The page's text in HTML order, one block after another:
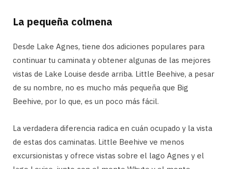
La pequeña colmena
Desde Lake Agnes, tiene dos adiciones populares para
continuar tu caminata y obtener algunas de las mejores
vistas de Lake Louise desde arriba. Little Beehive, a pesar
de su nombre, no es mucho más pequeña que Big
Beehive, por lo que, es un poco más fácil.
La verdadera diferencia radica en cuán ocupado y la vista
de estas dos caminatas. Little Beehive ve menos
excursionistas y ofrece vistas sobre el lago Agnes y el